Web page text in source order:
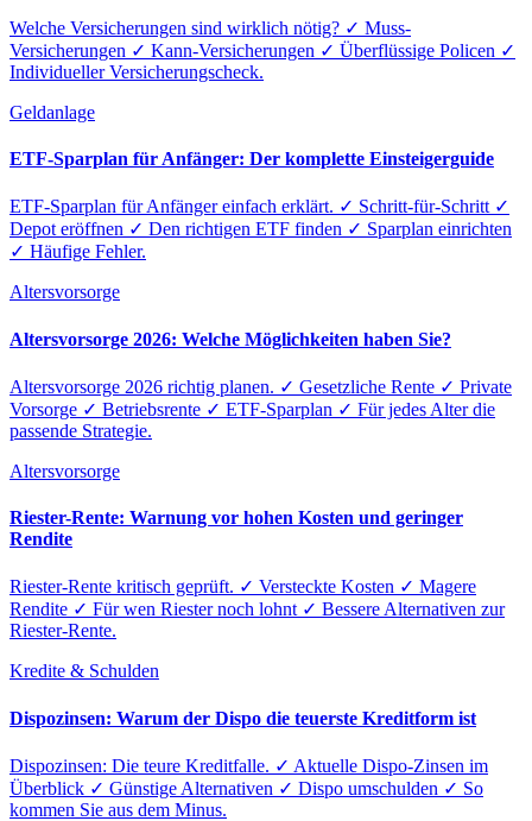
Welche Versicherungen sind wirklich nötig? ✓ Muss-
Versicherungen ✓ Kann-Versicherungen ✓ Überflüssige Policen ✓
Individueller Versicherungscheck.
Geldanlage
ETF-Sparplan für Anfänger: Der komplette Einsteigerguide
ETF-Sparplan für Anfänger einfach erklärt. ✓ Schritt-für-Schritt ✓
Depot eröffnen ✓ Den richtigen ETF finden ✓ Sparplan einrichten
✓ Häufige Fehler.
Altersvorsorge
Altersvorsorge 2026: Welche Möglichkeiten haben Sie?
Altersvorsorge 2026 richtig planen. ✓ Gesetzliche Rente ✓ Private
Vorsorge ✓ Betriebsrente ✓ ETF-Sparplan ✓ Für jedes Alter die
passende Strategie.
Altersvorsorge
Riester-Rente: Warnung vor hohen Kosten und geringer
Rendite
Riester-Rente kritisch geprüft. ✓ Versteckte Kosten ✓ Magere
Rendite ✓ Für wen Riester noch lohnt ✓ Bessere Alternativen zur
Riester-Rente.
Kredite & Schulden
Dispozinsen: Warum der Dispo die teuerste Kreditform ist
Dispozinsen: Die teure Kreditfalle. ✓ Aktuelle Dispo-Zinsen im
Überblick ✓ Günstige Alternativen ✓ Dispo umschulden ✓ So
kommen Sie aus dem Minus.